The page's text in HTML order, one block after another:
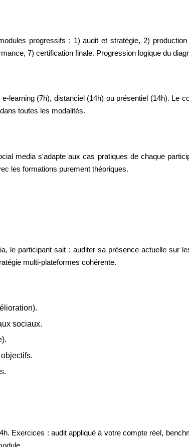
progressifs : 1) audit et stratégie, 2)
7) certification finale. Progression logique du
learning (7h), distanciel (14h) ou présentiel (14h). Le
toutes les modalités.
media s'adapte aux cas pratiques de chaque
les formations purement théoriques.
le participant sait : auditer sa présence actuelle sur
multi-plateformes cohérente.
sociaux.
Exercices : audit appliqué à votre compte réel,